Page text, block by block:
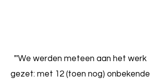
"'We werden meteen aan het werk
gezet: met 12 (toen nog) onbekende